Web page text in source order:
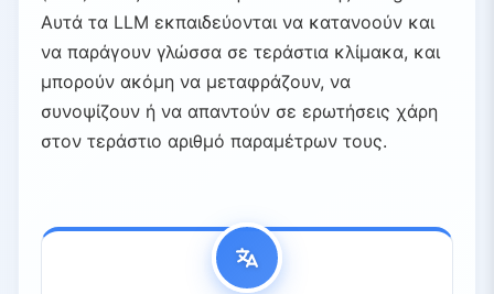
Αυτά τα LLM εκπαιδεύονται να κατανοούν και
να παράγουν γλώσσα σε τεράστια κλίμακα, και
μπορούν ακόμη να μεταφράζουν, να
συνοψίζουν ή να απαντούν σε ερωτήσεις χάρη
στον τεράστιο αριθμό παραμέτρων τους.